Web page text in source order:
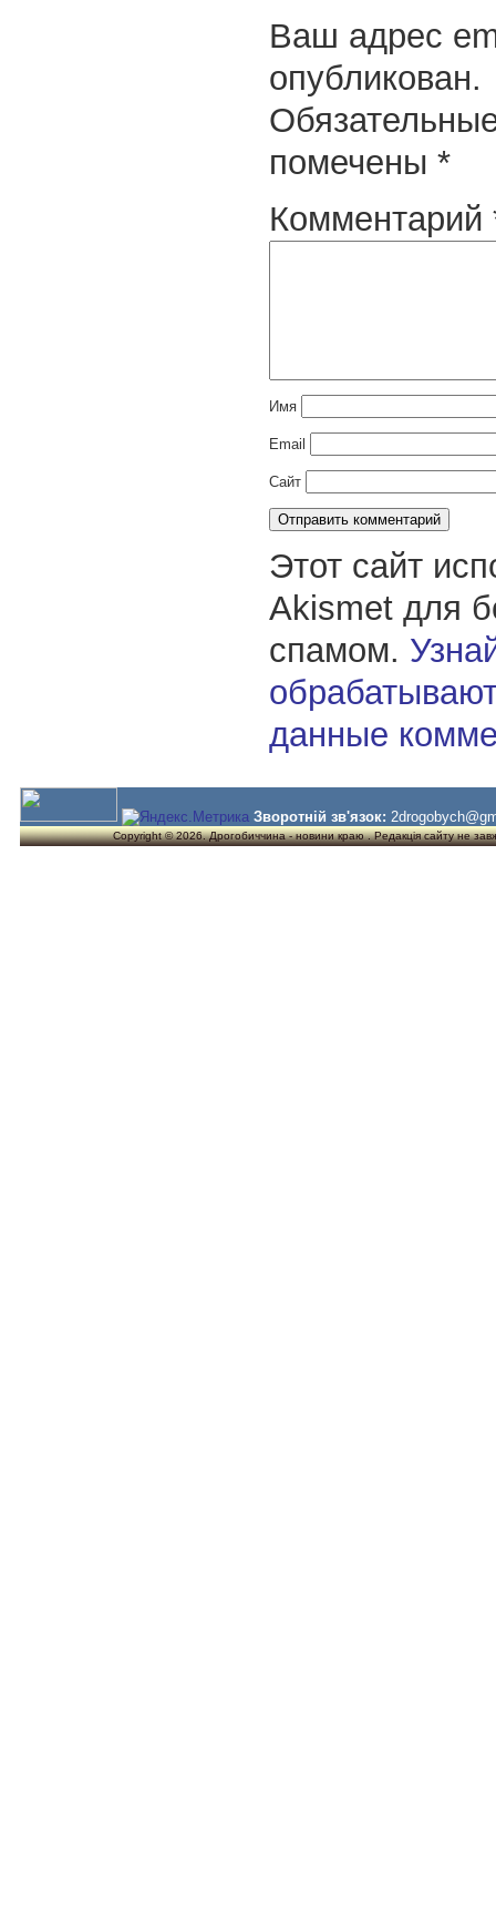
Ваш адрес
опубликован.
помечены *
Комментарий
Имя
Email
Сайт
Этот сайт
Akismet для
спамом.
данные
Зворотній зв'язок:
Copyright © 2026. Дрогобиччина - новини краю . Редакція сайту не